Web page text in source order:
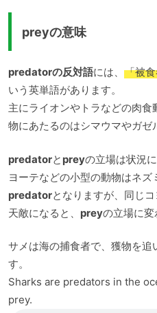
preyの意味
predatorの反対語には、 「被
いう英単語があります。
主にライオンやトラなどの肉食
物にあたるのはシマウマやガゼ
predatorと preyの立場は状況
ヨーテなどの小型の動物はネズ
predatorとなりますが、同じ
天敵になると、 preyの立場に変
サメは海の捕食者で、獲物を追
す。
Sharks are predators in the
prey.